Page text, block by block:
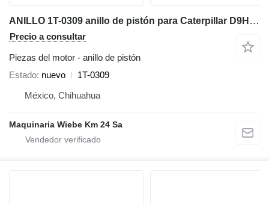
ANILLO 1T-0309 anillo de pistón para Caterpillar D9H,D8H,583K bulldozer
Precio a consultar
Piezas del motor - anillo de pistón
Estado nuevo
1T-0309
México, Chihuahua
Maquinaria Wiebe Km 24 Sa